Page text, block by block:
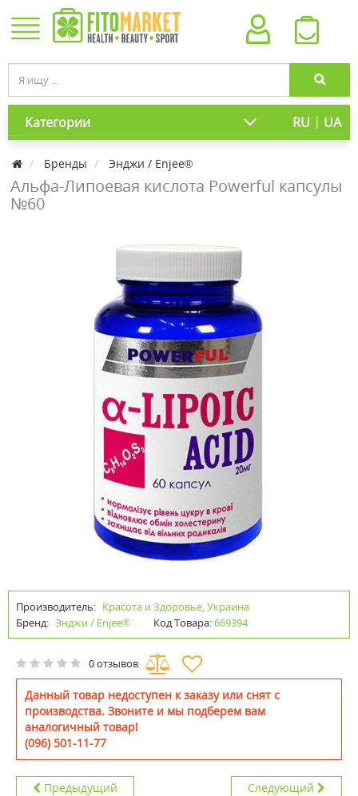
Категории RU | UA
Бренды Энджи / Enjee®
Альфа-Липоевая кислота Powerful капсулы
№60
Производитель: Красота и Здоровье, Украина
Бренд: Энджи / Enjee® Код Товара:669394
0 отзывов
Данный товар недоступен к заказу или снят с
производства. Звоните и мы подберем вам
аналогичный товар!
(096) 501-11-77
Предыдущий Следующий